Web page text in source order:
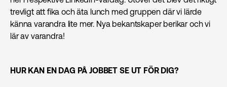
trevligt att fika och äta lunch med gruppen där vi lärde
känna varandra lite mer. Nya bekantskaper berikar och vi
lär av varandra!
HUR KAN EN DAG PÅ JOBBET SE UT FÖR DIG?